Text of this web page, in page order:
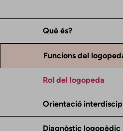
Què és?
Funcions del
Rol del logopeda
Orientació
Diagnòstic logopèdic